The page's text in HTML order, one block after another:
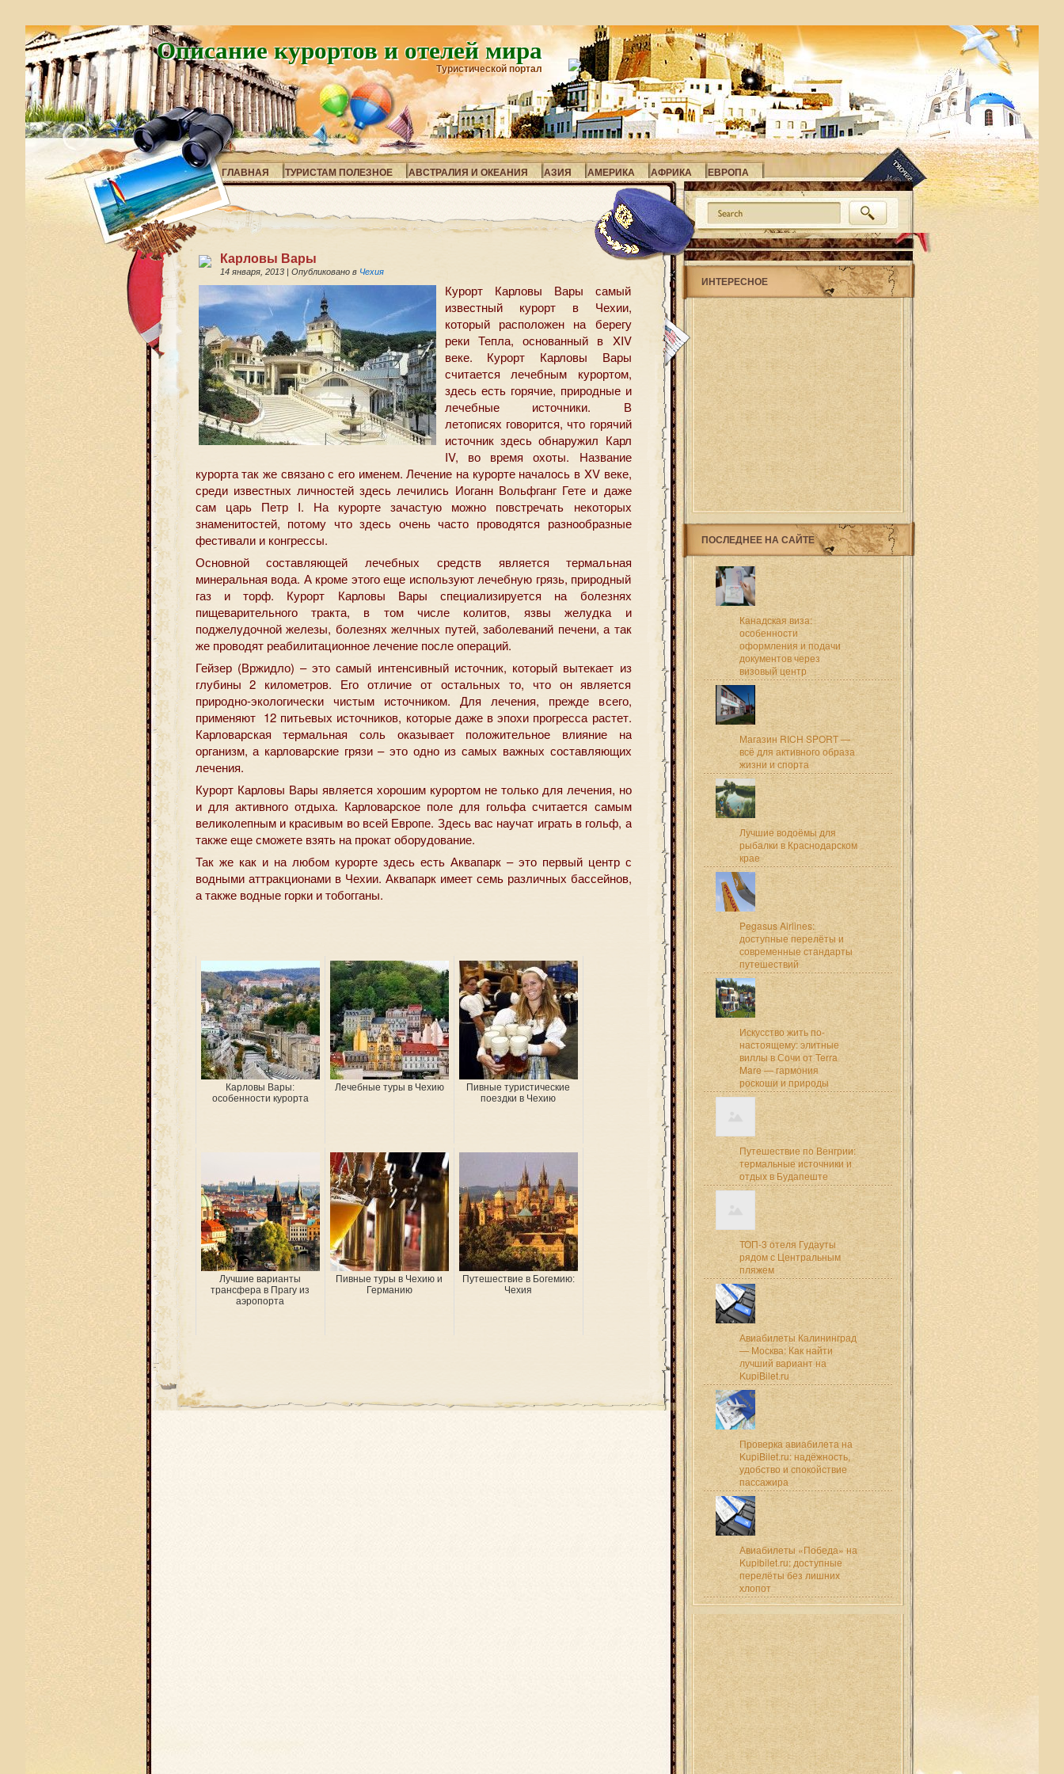
Описание курортов и отелей мира
Туристической портал
ГЛАВНАЯ ТУРИСТАМ ПОЛЕЗНОЕ АВСТРАЛИЯ И ОКЕАНИЯ АЗИЯ АМЕРИКА АФРИКА ЕВРОПА
Карловы Вары
14 января, 2013 | Опубликовано в Чехия
Курорт Карловы Вары самый
известный курорт в Чехии,
который расположен на берегу
реки Тепла, основанный в XIV
веке. Курорт Карловы Вары
считается лечебным курортом,
здесь есть горячие, природные и
лечебные источники. В
летописях говорится, что горячий
источник здесь обнаружил Карл
IV, во время охоты. Название
курорта так же связано с его именем. Лечение на курорте началось в XV веке,
среди известных личностей здесь лечились Иоганн Вольфганг Гете и даже
сам царь Петр I. На курорте зачастую можно повстречать некоторых
знаменитостей, потому что здесь очень часто проводятся разнообразные
фестивали и конгрессы.
Основной составляющей лечебных средств является термальная
минеральная вода. А кроме этого еще используют лечебную грязь, природный
газ и торф. Курорт Карловы Вары специализируется на болезнях
пищеварительного тракта, в том числе колитов, язвы желудка и
поджелудочной железы, болезнях желчных путей, заболеваний печени, а так
же проводят реабилитационное лечение после операций.
Гейзер (Вржидло) – это самый интенсивный источник, который вытекает из
глубины 2 километров. Его отличие от остальных то, что он является
природно-экологически чистым источником. Для лечения, прежде всего,
применяют 12 питьевых источников, которые даже в эпохи прогресса растет.
Карловарская термальная соль оказывает положительное влияние на
организм, а карловарские грязи – это одно из самых важных составляющих
лечения.
Курорт Карловы Вары является хорошим курортом не только для лечения, но
и для активного отдыха. Карловарское поле для гольфа считается самым
великолепным и красивым во всей Европе. Здесь вас научат играть в гольф, а
также еще сможете взять на прокат оборудование.
Так же как и на любом курорте здесь есть Аквапарк – это первый центр с
водными аттракционами в Чехии. Аквапарк имеет семь различных бассейнов,
а также водные горки и тобогганы.
Карловы Вары:
особенности курорта
Лечебные туры в Чехию
Пивные туристические
поездки в Чехию
Лучшие варианты
трансфера в Прагу из
аэропорта
Пивные туры в Чехию и
Германию
Путешествие в Богемию:
Чехия
ИНТЕРЕСНОЕ
ПОСЛЕДНЕЕ НА САЙТЕ
Канадская виза:
особенности
оформления и подачи
документов через
визовый центр
Магазин RICH SPORT —
всё для активного образа
жизни и спорта
Лучшие водоёмы для
рыбалки в Краснодарском
крае
Pegasus Airlines:
доступные перелёты и
современные стандарты
путешествий
Искусство жить по-
настоящему: элитные
виллы в Сочи от Terra
Mare — гармония
роскоши и природы
Путешествие по Венгрии:
термальные источники и
отдых в Будапеште
ТОП-3 отеля Гудауты
рядом с Центральным
пляжем
Авиабилеты Калининград
— Москва: Как найти
лучший вариант на
KupiBilet.ru
Проверка авиабилета на
KupiBilet.ru: надёжность,
удобство и спокойствие
пассажира
Авиабилеты «Победа» на
Kupibilet.ru: доступные
перелёты без лишних
хлопот